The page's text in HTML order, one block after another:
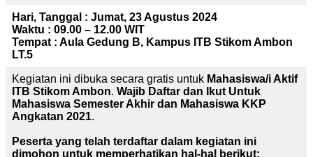
Hari, Tanggal : Jumat, 23 Agustus 2024
Waktu : 09.00 – 12.00 WIT
Tempat : Aula Gedung B, Kampus ITB Stikom Ambon
LT.5
Kegiatan ini dibuka secara gratis untuk Mahasiswa/i Aktif
ITB Stikom Ambon. Wajib Daftar dan Ikut Untuk
Mahasiswa Semester Akhir dan Mahasiswa KKP
Angkatan 2021.
Peserta yang telah terdaftar dalam kegiatan ini
dimohon untuk memperhatikan hal-hal berikut: